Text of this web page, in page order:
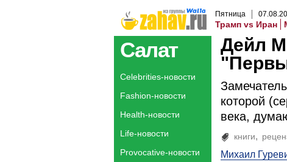
Пятница 07.08.
Трамп vs Иран
Салат
Celebrities-новости
Fashion-новости
Health-новости
Life-новости
Provocative-новости
Дейл
которой
века,
книги
Михаил